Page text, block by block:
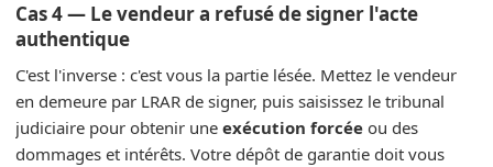
Cas 4 — Le vendeur a refusé de signer l'acte
authentique
C'est l'inverse : c'est vous la partie lésée. Mettez le vendeur
en demeure par LRAR de signer, puis saisissez le tribunal
judiciaire pour obtenir une exécution forcée ou des
dommages et intérêts. Votre dépôt de garantie doit vous